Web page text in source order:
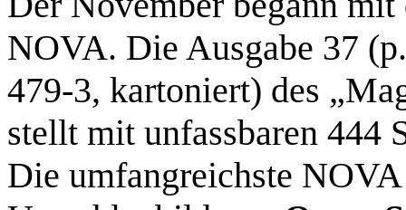
NOVA. Die Ausgabe 37 (
479-3, kartoniert) des
stellt mit unfass­baren 444
Die umfangreichste